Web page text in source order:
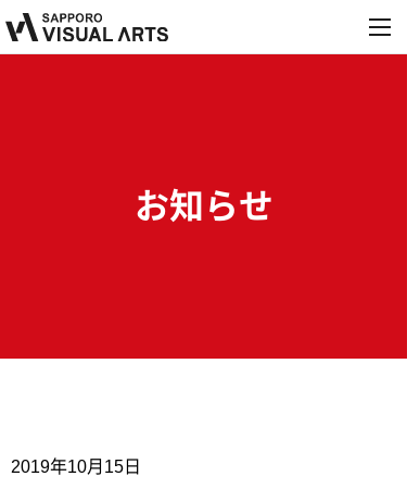
職業実践専門課程設置校
学科・コース
PA&レコーディングエンジニア専攻
総合音楽専攻
オープンキャンパス
学校説明会・個別相談
お知らせ
2019年10月15日